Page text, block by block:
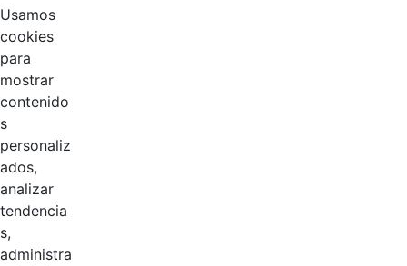
Usamos
cookies
para
mostrar
contenido
s
personaliz
ados,
analizar
tendencia
s,
administra